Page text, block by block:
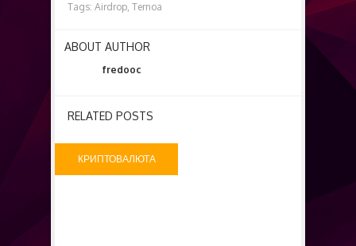
Tags: Airdrop, Ternoa
ABOUT AUTHOR
fredooc
RELATED POSTS
КРИПТОВАЛЮТА